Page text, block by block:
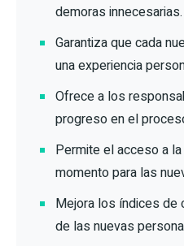
demoras innecesarias.
Garantiza que cada
una experiencia
Ofrece a los
progreso en el
Permite el acceso a
momento para las
Mejora los índices de
de las nuevas